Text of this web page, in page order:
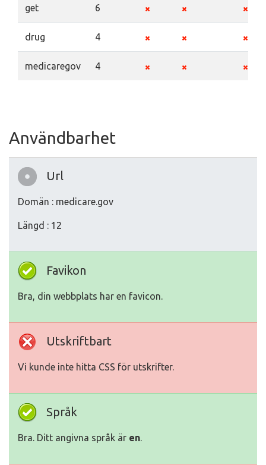
get 6
drug 4
medicaregov 4
Användbarhet
Url
Domän : medicare.gov
Längd : 12
Favikon
Bra, din webbplats har en favicon.
Utskriftbart
Vi kunde inte hitta CSS för utskrifter.
Språk
Bra. Ditt angivna språk är en.